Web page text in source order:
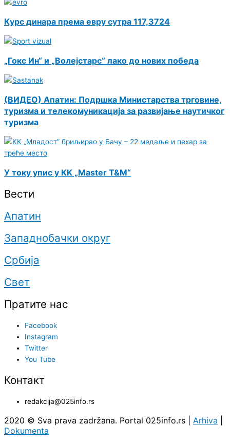
Kурс динара према евру сутра 117,3724
„Гокс Ин“ и „Волејстарс“ лако до нових победа
(ВИДЕО) Апатин: Подршка Министарства трговине,
туризма и телекомуникација за развијање наутичког
туризма
У току упис у KK „Master T&M“
Вести
Апатин
Западнобачки округ
Србија
Свет
Пратите нас
Facebook
Instagram
Twitter
You Tube
Контакт
redakcija@025info.rs
2020 © Sva prava zadržana. Portal 025info.rs | Arhiva
Dokumenta